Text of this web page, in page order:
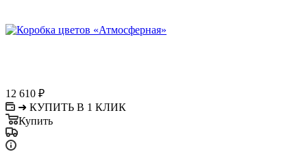
12 610 ₽
➜ КУПИТЬ В 1 КЛИК
Купить